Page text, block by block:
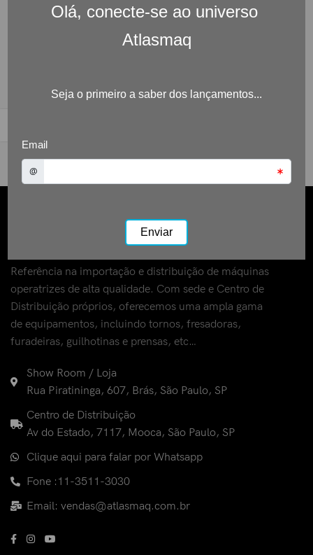
Referência na importação e distribuição de máquinas
operatrizes de alta qualidade. Com sede e Centro de
Distribuição próprios, oferecemos uma ampla gama
de equipamentos, incluindo tornos, fresadoras,
furadeiras, guilhotinas e prensas, etc…
Show Room / Loja
Rua Piratininga, 607, Brás, São Paulo, SP
Centro de Distribuição
Av do Estado, 7117, Mooca, São Paulo, SP
Clique aqui para falar por Whatsapp
Fone :11-3511-3030
Email: vendas@atlasmaq.com.br